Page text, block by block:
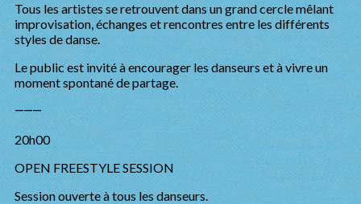
Tous les artistes se retrouvent dans un grand cercle mêlant
improvisation, échanges et rencontres entre les différents
styles de danse.
Le public est invité à encourager les danseurs et à vivre un
moment spontané de partage.
⸻
20h00
OPEN FREESTYLE SESSION
Session ouverte à tous les danseurs.